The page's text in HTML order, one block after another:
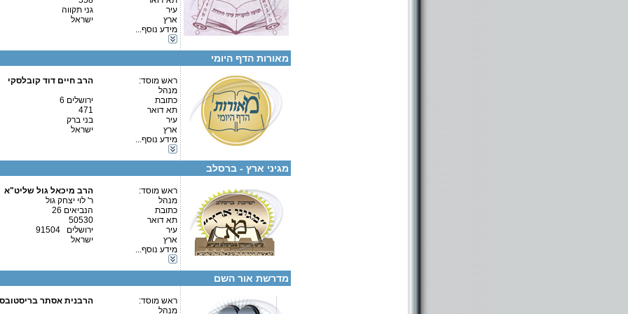
עיר
גני תקווה
ארץ
ישראל
מידע נוסף...
קטגוריות:
מאורות הדף היומי
ראש מוסד:
הרב חיים דוד קובלסקי
מנהל
כתובת
ירושלים 6
תא דואר
471
עיר
בני ברק
ארץ
ישראל
מידע נוסף...
פרטים נוספים:
טלפון 1:
טלפון 2:
פקס
מספר עמותה:
איש קשר:
קטגוריות:
אגודות וארגונים-יהדות
כוללים-כולל יום שלם
כוללים-חצי יום
מגיני ארץ - ברסלב
ראש מוסד:
הרב מיכאל גול שליט"א
מנהל
ר' לוי יצחק גול
כתובת
הנביאים 26
תא דואר
50530
עיר
ירושלים 91504
ארץ
ישראל
מידע נוסף...
פרטים נוספים:
טלפון 1:
טלפון 2:
פקס
מספר עמותה:
580325298
שם העמותה אשד הנחלים
קטגוריות:
ישיבות-ישיבה לבעלי תשובה
אגודות וארגונים-יהדות
מדרשת אור השם
ראש מוסד:
הרבנית אסתר
מנהל
טלפון 1:
טלפון 2:
איש קשר:
.